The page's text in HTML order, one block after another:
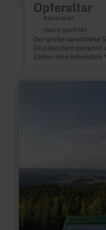
Opferaltar
Bollendorf
Heute geöffnet
Der große verwitterte
Druidenstein genannt
Zeiten eine